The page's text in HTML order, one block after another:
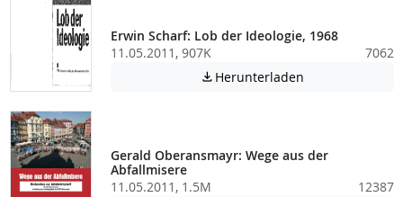
Erwin Scharf: Lob der Ideologie, 1968
11.05.2011, 907K
7062
 Herunterladen
Gerald Oberansmayr: Wege aus der
Abfallmisere
11.05.2011, 1.5M
12387